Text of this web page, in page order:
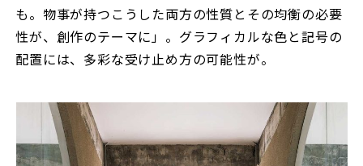
も。物事が持つこうした両方の性質とその均衡の必要
性が、創作のテーマに」。グラフィカルな色と記号の
配置には、多彩な受け止め方の可能性が。